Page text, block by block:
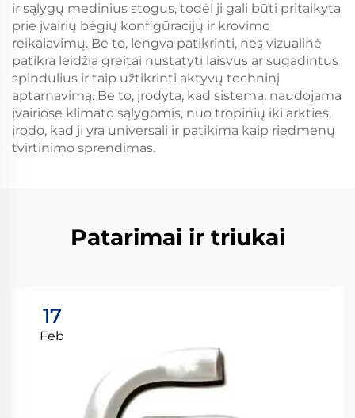
ir sąlygų medinius stogus, todėl ji gali būti pritaikyta
prie įvairių bėgių konfigūracijų ir krovimo
reikalavimų. Be to, lengva patikrinti, nes vizualinė
patikra leidžia greitai nustatyti laisvus ar sugadintus
spindulius ir taip užtikrinti aktyvų techninį
aptarnavimą. Be to, įrodyta, kad sistema, naudojama
įvairiose klimato sąlygomis, nuo tropinių iki arkties,
įrodo, kad ji yra universali ir patikima kaip riedmenų
tvirtinimo sprendimas.
Patarimai ir triukai
17
Feb